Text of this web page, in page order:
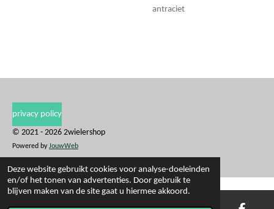
Deze website gebruikt cookies voor analyse-doeleinden
en/of het tonen van advertenties. Door gebruik te
blijven maken van de site gaat u hiermee akkoord.
antraciet
privacy policy
© 2021 - 2026 2wielershop
Powered byJouwWeb